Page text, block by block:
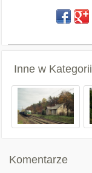
Inne w Kategorii
Komentarze